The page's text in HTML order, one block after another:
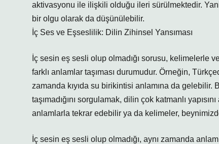
aktivasyonu ile ilişkili olduğu ileri sürülmektedir.
bir olgu olarak da düşünülebilir.
İç Ses ve Eşseslilik: Dilin Zihinsel Yansıması
İç sesin eş sesli olup olmadığı sorusu, kelimelerle
farklı anlamlar taşıması durumudur. Örneğin,
zamanda kıyıda su birikintisi anlamına da
taşımadığını sorgulamak, dilin çok katmanlı
anlamlarla tekrar edebilir ya da kelimeler,
İç sesin eş sesli olup olmadığı, aynı zamanda